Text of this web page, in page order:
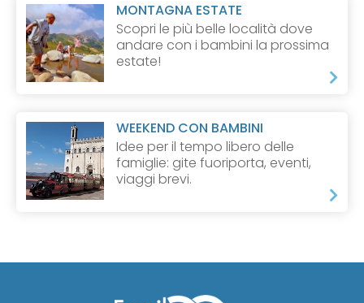
MONTAGNA ESTATE
Scopri le più belle località dove
andare con i bambini la prossima
estate!
WEEKEND CON BAMBINI
Idee per il tempo libero delle
famiglie: gite fuoriporta, eventi,
viaggi brevi.